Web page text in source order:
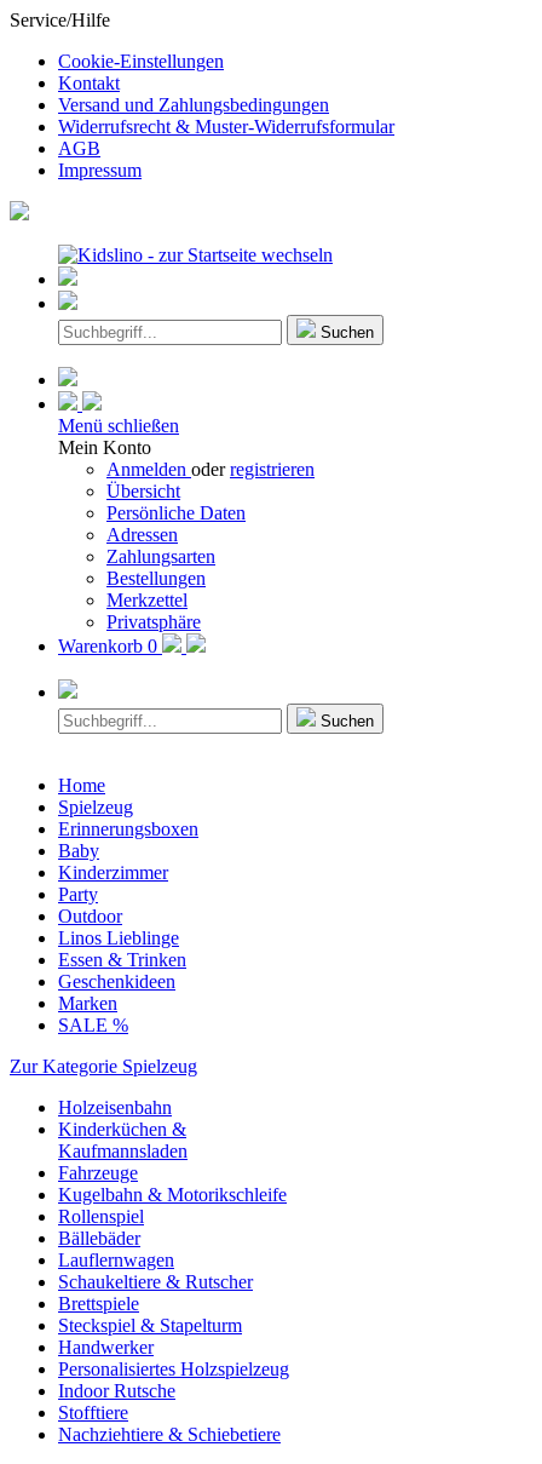
Service/Hilfe
Cookie-Einstellungen
Kontakt
Versand und Zahlungsbedingungen
Widerrufsrecht & Muster-Widerrufsformular
AGB
Impressum
Suchen
Menü schließen
Mein Konto
Anmelden oderregistrieren
Übersicht
Persönliche Daten
Adressen
Zahlungsarten
Bestellungen
Merkzettel
Privatsphäre
Warenkorb 0
Suchen
Home
Spielzeug
Erinnerungsboxen
Baby
Kinderzimmer
Party
Outdoor
Linos Lieblinge
Essen & Trinken
Geschenkideen
Marken
SALE %
Zur Kategorie Spielzeug
Holzeisenbahn
Kinderküchen &
Kaufmannsladen
Fahrzeuge
Kugelbahn & Motorikschleife
Rollenspiel
Bällebäder
Lauflernwagen
Schaukeltiere & Rutscher
Brettspiele
Steckspiel & Stapelturm
Handwerker
Personalisiertes Holzspielzeug
Indoor Rutsche
Stofftiere
Nachziehtiere & Schiebetiere